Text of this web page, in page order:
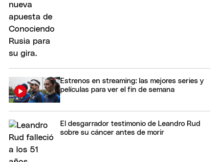
Estrenos en streaming: las mejores series y
películas para ver el fin de semana
El desgarrador testimonio de Leandro Rud
sobre su cáncer antes de morir